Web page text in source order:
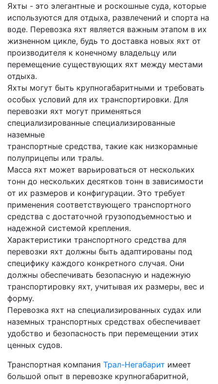
Яхты - это элегантные и роскошные суда, которые
используются для отдыха, развлечений и спорта на
воде. Перевозка яхт является важным этапом в их
жизненном цикле, будь то доставка новых яхт от
производителя к конечному владельцу или
перемещение существующих яхт между местами
отдыха.
Яхты могут быть крупногабаритными и требовать
особых условий для их транспортировки. Для
перевозки яхт могут применяться
специализированные специализированные
наземные
транспортные средства, такие как низкорамные
полуприцепы или тралы.
Масса яхт может варьироваться от нескольких
тонн до нескольких десятков тонн в зависимости
от их размеров и конфигурации. Это требует
применения соответствующего транспортного
средства с достаточной грузоподъемностью и
надежной системой крепления.
Характеристики транспортного средства для
перевозки яхт должны быть адаптированы под
специфику каждого конкретного случая. Они
должны обеспечивать безопасную и надежную
транспортировку яхт, учитывая их размеры, вес и
форму.
Перевозка яхт на специализированных судах или
наземных транспортных средствах обеспечивает
удобство и безопасность при перемещении этих
ценных судов.
Транспортная компания Трал-Негабарит имеет
большой опыт в перевозке крупногабаритной,